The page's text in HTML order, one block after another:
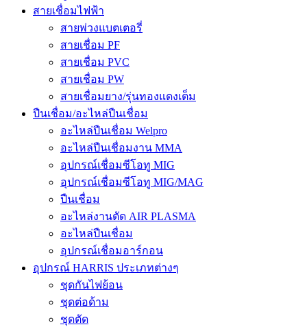
สายเชื่อมไฟฟ้า
สายพ่วงแบตเตอรี่
สายเชื่อม PF
สายเชื่อม PVC
สายเชื่อม PW
สายเชื่อมยาง/รุ่นทองแดงเต็ม
ปืนเชื่อม/อะไหล่ปืนเชื่อม
อะไหล่ปืนเชื่อม Welpro
อะไหล่ปืนเชื่อมงาน MMA
อุปกรณ์เชื่อมซีโอทู MIG
อุปกรณ์เชื่อมซีโอทู MIG/MAG
ปืนเชื่อม
อะไหล่งานตัด AIR PLASMA
อะไหล่ปืนเชื่อม
อุปกรณ์เชื่อมอาร์กอน
อุปกรณ์ HARRIS ประเภทต่างๆ
ชุดกันไฟย้อน
ชุดต่อด้าม
ชุดตัด